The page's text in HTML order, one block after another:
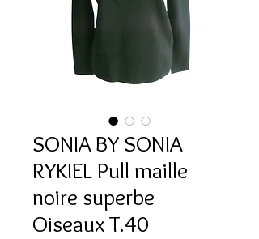
SONIA BY SONIA
RYKIEL Pull maille
noire superbe
Oiseaux T.40